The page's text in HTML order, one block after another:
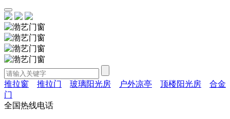
推拉窗 推拉门 玻璃阳光房 户外凉亭 顶楼阳光房
合金
门
全国热线电话